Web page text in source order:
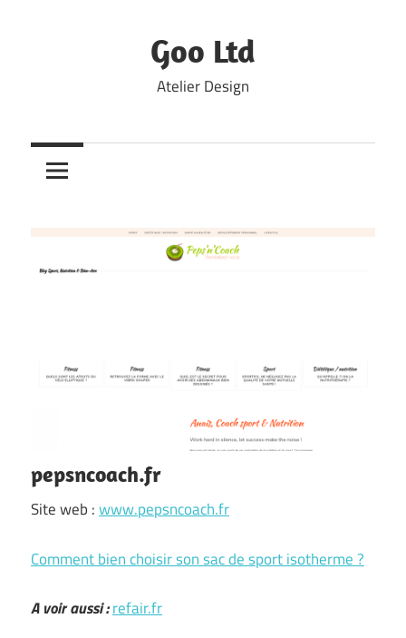
Goo Ltd
Atelier Design
pepsncoach.fr
Site web :www.pepsncoach.fr
Comment bien choisir son sac de sport isotherme ?
A voir aussi :refair.fr